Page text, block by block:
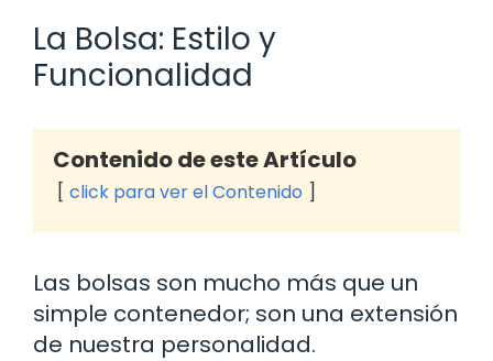
La Bolsa: Estilo y
Funcionalidad
Contenido de este Artículo
click para ver el Contenido
Las bolsas son mucho más que un
simple contenedor; son una extensión
de nuestra personalidad.